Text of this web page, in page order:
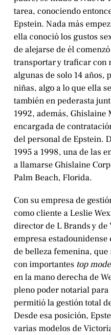
tarea, conociendo
Epstein. Nada más
ella conoció los gustos
de alejarse de él
transportar y traficar con
algunas de solo 14 años,
niñas, algo a lo que ella
también en pederasta
1992, además,
encargada de
del personal de Epstein.
1995 a 1998, una de las
a llamarse Ghislaine
Palm Beach, Florida.
Con su empresa de
como cliente a Leslie
director de L Brands y de
empresa
de belleza femenina,
con importantes top
en la mano derecha de
pleno poder notarial para
permitió la gestión total
Desde esa posición,
varias modelos de